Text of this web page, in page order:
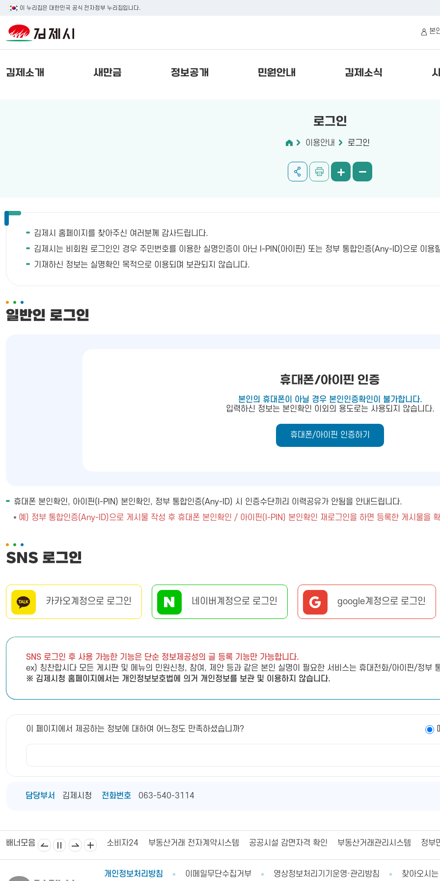
이 누리집은 대한민국 공식 전자정부 누리집입니다.
김제소개 새만금 정보공개 민원안내 김제소식
본
로그인
이용안내 로그인
김제시 홈페이지를 찾아주신 여러분께 감사드립니다.
김제시는 비회원 로그인인 경우 주민번호를 이용한 실명인증이 아닌 I-PIN(아이핀) 또는 정부 통합인증(Any-ID)으로 이용
기재하신 정보는 실명확인 목적으로 이용되며 보관되지 않습니다.
일반인 로그인
휴대폰/아이핀 인증
본인의 휴대폰이 아닐 경우 본인인증확인이 불가합니다.
입력하신 정보는 본인확인 이외의 용도로는 사용되지 않습니다.
휴대폰/아이핀 인증하기
휴대폰 본인확인, 아이핀(I-PIN) 본인확인, 정부 통합인증(Any-ID) 시 인증수단끼리 이력공유가 안됨을 안내드립니다.
예) 정부 통합인증(Any-ID)으로 게시물 작성 후 휴대폰 본인확인 / 아이핀(I-PIN) 본인확인 재로그인을 하면 등록한 게시물을
SNS 로그인
카카오계정으로 로그인 네이버계정으로 로그인 google계정으로 로그인
SNS 로그인 후 사용 가능한 기능은 단순 정보제공성의 글 등록 기능만 가능합니다.
ex) 칭찬합시다 모든 게시판 및 메뉴의 민원신청, 참여, 제안 등과 같은 본인 실명이 필요한 서비스는 휴대전화/아이핀/정부
※ 김제시청 홈페이지에서는 개인정보보호법에 의거 개인정보를 보관 및 이용하지 않습니다.
이 페이지에서 제공하는 정보에 대하여 어느정도 만족하셨습니까?
담당부서 김제시청 전화번호 063-540-3114
배너모음
제상공회의소 김제시의회 소비자24 부동산거래 전자계약시스템 공공시설 감면자격 확인 부동산거래관리시스템 정부
개인정보처리방침 이메일무단수집거부 영상정보처리기기운영·관리방침 찾아오시